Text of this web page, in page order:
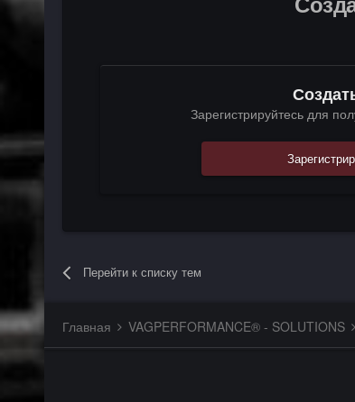
Зарегистрируйтесь для
Перейти к списку тем
Главная VAGPERFORMANCE® - SOLUTIONS